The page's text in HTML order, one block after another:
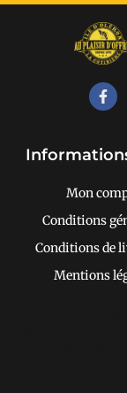
Mon
Conditions
Conditions de
Mentions